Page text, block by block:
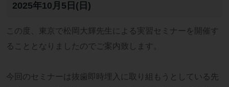
2025年10月5日(日)
この度、東京で松岡大輝先生による実習セミナーを開催す
ることとなりましたのでご案内致します。
今回のセミナーは抜歯即時埋入に取り組もうとしている先